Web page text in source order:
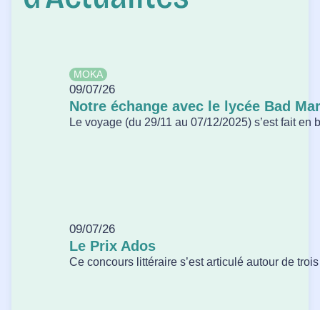
MOKA
09/07/26
Notre échange avec le lycée Bad
Le voyage (du 29/11 au 07/12/2025) s’est fait en
09/07/26
Le Prix Ados
Ce concours littéraire s’est articulé autour de